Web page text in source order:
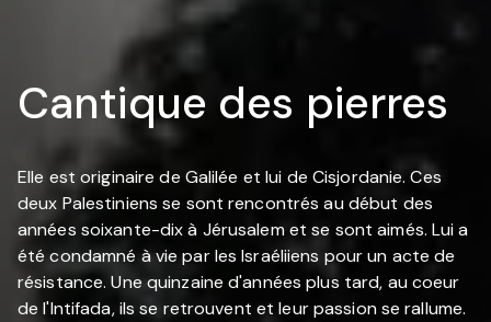
Cantique des pierres
Elle est originaire de Galilée et lui de Cisjordanie. Ces
deux Palestiniens se sont rencontrés au début des
années soixante-dix à Jérusalem et se sont aimés. Lui a
été condamné à vie par les Israéliiens pour un acte de
résistance. Une quinzaine d'années plus tard, au coeur
de l'Intifada, ils se retrouvent et leur passion se rallume.